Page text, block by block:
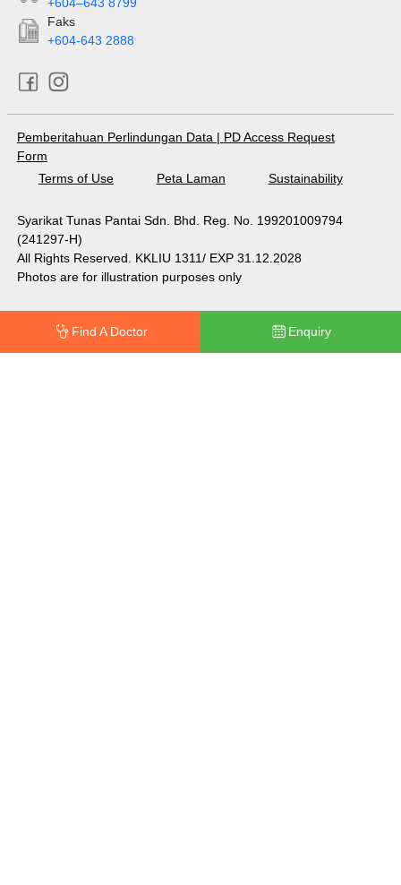
Faks
+604-643 2888
Pemberitahuan Perlindungan Data | PD Access Request
Form
Terms of Use
Peta Laman Sustainability
Syarikat Tunas Pantai Sdn. Bhd. Reg. No. 199201009794
(241297-H)
All Rights Reserved. KKLIU 1311/ EXP 31.12.2028
Photos are for illustration purposes only
Find A Doctor Enquiry